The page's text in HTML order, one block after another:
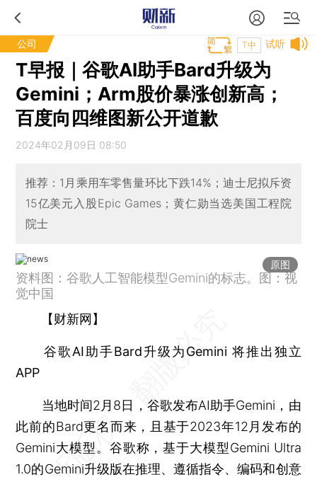
公司 试听
T中
T早报｜谷歌AI助手Bard升级为
Gemini；Arm股价暴涨创新高；
百度向四维图新公开道歉
2024年02月09日 08:50
推荐：1月乘用车零售量环比下跌14%；迪士尼拟斥资
15亿美元入股Epic Games；黄仁勋当选美国工程院
院士
原图
资料图：谷歌人工智能模型Gemini的标志。图：视
觉中国
【财新网】
谷歌AI助手Bard升级为Gemini 将推出独立
APP
当地时间2月8日，谷歌发布AI助手Gemini，由
此前的Bard更名而来，且基于2023年12月发布的
Gemini大模型。谷歌称，基于大模型Gemini Ultra
1.0的Gemini升级版在推理、遵循指令、编码和创意